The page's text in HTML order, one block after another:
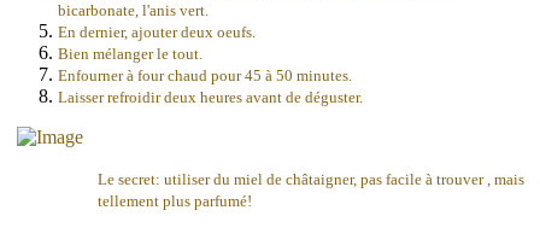
bicarbonate, l'anis vert.
En dernier, ajouter deux oeufs.
Bien mélanger le tout.
Enfourner à four chaud pour 45 à 50 minutes.
Laisser refroidir deux heures avant de déguster.
Le secret: utiliser du miel de châtaigner, pas facile à trouver , mais
tellement plus parfumé!